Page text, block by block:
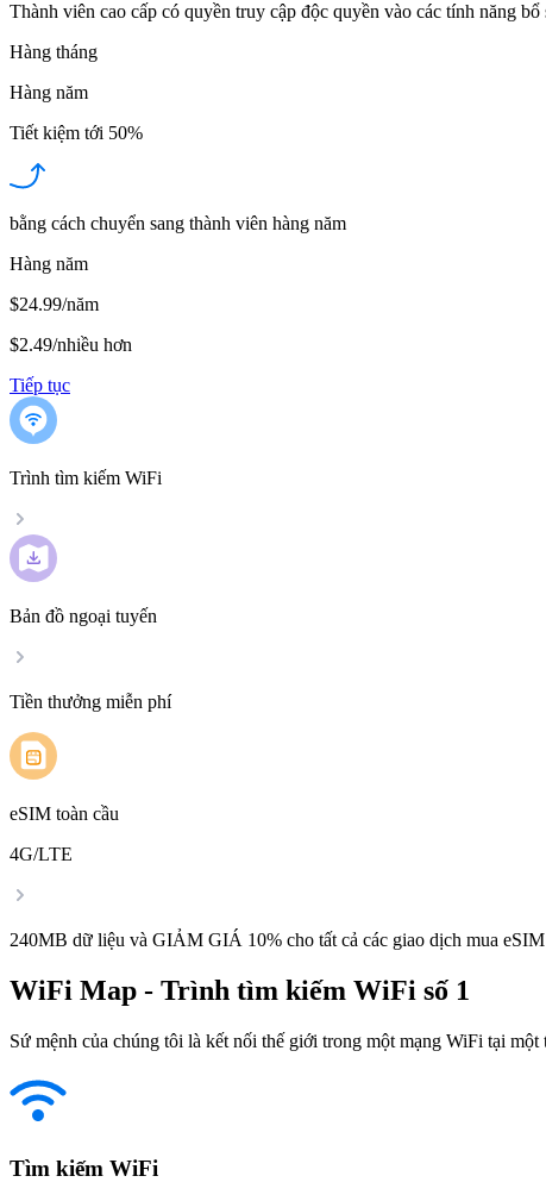
Thành viên cao cấp có quyền truy cập độc quyền vào các tính năng
Hàng tháng
Hàng năm
Tiết kiệm tới 50%
bằng cách chuyển sang thành viên hàng năm
Hàng năm
$24.99/năm
$2.49/nhiều hơn
Tiếp tục
Trình tìm kiếm WiFi
Bản đồ ngoại tuyến
Tiền thưởng miễn phí
eSIM toàn cầu
4G/LTE
240MB dữ liệu và GIẢM GIÁ 10% cho tất cả các giao dịch mua
WiFi Map - Trình tìm kiếm WiFi số 1
Sứ mệnh của chúng tôi là kết nối thế giới trong một mạng WiFi tại
Tìm kiếm WiFi